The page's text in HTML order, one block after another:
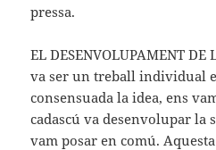
pressa.
EL DESENVOLUPAMENT
va ser un treball individual
consensuada la idea, ens
cadascú va desenvolupar la
vam posar en comú.